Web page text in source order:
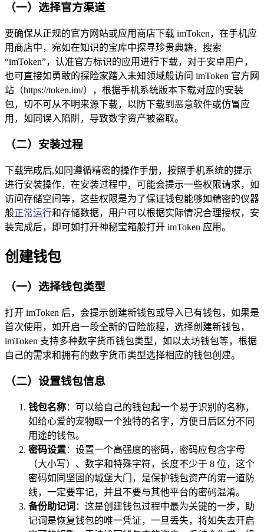
（一）选择官方渠道
要确保从正规的官方网站或应用商店下载 imToken，在手机应
用商店中，宛如在知识的宝库中探寻珍贵典籍，搜索
“imToken”，认准官方标识的应用进行下载，对于安卓用户，
也可直接如勇敢的探险家踏入未知领域般访问 imToken 官方网
站（https://token.im/），根据手机系统版本下载对应的安装
包，切不可从不明来源下载，以防下载到恶意软件或仿冒应
用，如同误入陷阱，导致数字资产被盗取。
（二）安装过程
下载完成后,如同遵循精密的操作手册，按照手机系统的提示
进行安装操作，在安装过程中，可能会提示一些权限请求，如
访问存储空间等，这些权限是为了保证钱包能够如精密的仪器
般正常运行和存储数据，用户可以根据实际情况合理授权，安
装完成后，即可如打开神秘宝箱般打开 imToken 应用。
创建钱包
（一）选择钱包类型
打开 imToken 后，会提示创建新钱包或导入已有钱包，如果是
首次使用，如开启一段全新的冒险旅程，选择创建新钱包，
imToken 支持多种数字货币钱包类型，如以太坊钱包等，根据
自己的需求和拥有的数字货币类型选择相应的钱包创建。
（二）设置钱包信息
钱包名称：可以给自己的钱包起一个易于识别的名称，
如给心爱的宠物取一个独特的名字，方便日后区分不同
用途的钱包。
密码设置：设置一个高强度的密码，密码应包含字母
（大小写）、数字和特殊字符，长度不少于 8 位，这个
密码如同坚固的城堡大门，是保护钱包资产的第一道防
线，一定要牢记，并且不要与其他平台的密码混淆。
备份助记词 ：这是创建钱包过程中最为关键的一步，助
记词是恢复钱包的唯一凭证，一旦丢失，将如失去开启